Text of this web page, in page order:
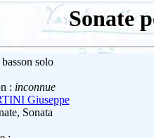
Sonate
solo
: inconnue
Giuseppe
Sonata